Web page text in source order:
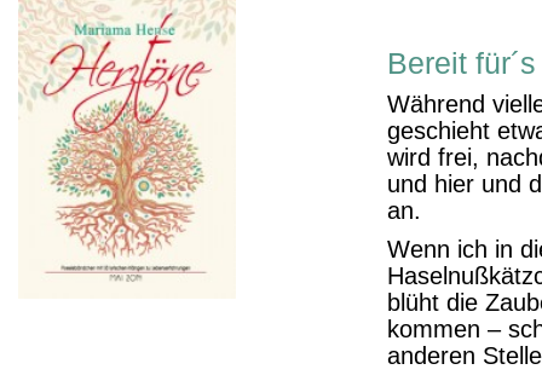
Bereit
Während
geschieht
wird frei,
und hier und
an.
Wenn ich in
blüht die
kommen –
anderen